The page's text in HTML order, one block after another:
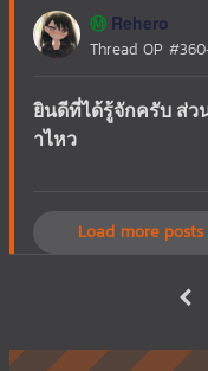
Ⓜ️ Rehero
Thread OP
ยินดีที่ได้รู้จักครับ ส่ว
าไหว
Load more posts